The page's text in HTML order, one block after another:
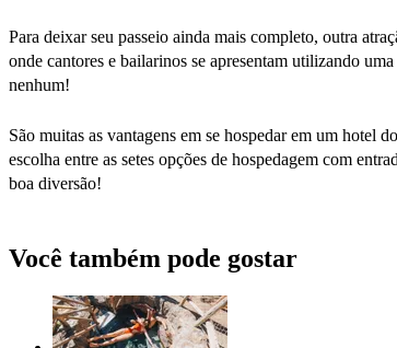
Para deixar seu passeio ainda mais completo, outra
onde cantores e bailarinos se apresentam utilizando
nenhum!
São muitas as vantagens em se hospedar em um hotel
escolha entre as setes opções de hospedagem com
boa diversão!
Você também pode gostar